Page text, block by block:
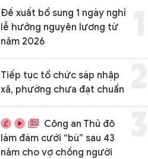
Đề xuất bổ sung 1 ngày nghỉ
lễ hưởng nguyên lương từ
năm 2026
Tiếp tục tổ chức sáp nhập
xã, phường chưa đạt chuẩn
Công an Thủ đô
làm đám cưới “bù” sau 43
năm cho vợ chồng người